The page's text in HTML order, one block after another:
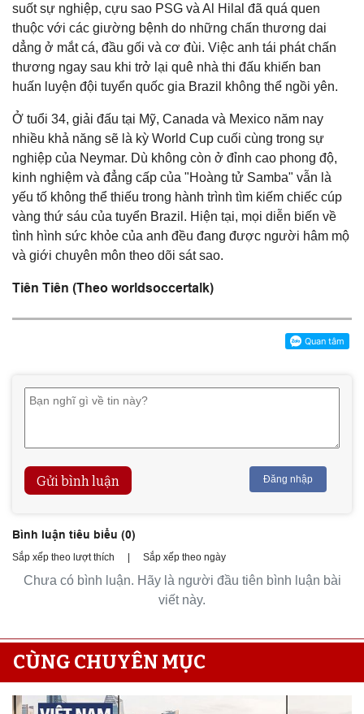
suốt sự nghiệp, cựu sao PSG và Al Hilal đã quá quen
thuộc với các giường bệnh do những chấn thương dai
dẳng ở mắt cá, đầu gối và cơ đùi. Việc anh tái phát chấn
thương ngay sau khi trở lại quê nhà thi đấu khiến ban
huấn luyện đội tuyển quốc gia Brazil không thể ngồi yên.
Ở tuổi 34, giải đấu tại Mỹ, Canada và Mexico năm nay
nhiều khả năng sẽ là kỳ World Cup cuối cùng trong sự
nghiệp của Neymar. Dù không còn ở đỉnh cao phong độ,
kinh nghiệm và đẳng cấp của "Hoàng tử Samba" vẫn là
yếu tố không thể thiếu trong hành trình tìm kiếm chiếc cúp
vàng thứ sáu của tuyển Brazil. Hiện tại, mọi diễn biến về
tình hình sức khỏe của anh đều đang được người hâm mộ
và giới chuyên môn theo dõi sát sao.
Tiên Tiên (Theo worldsoccertalk)
Gửi bình luận Đăng nhập
Bình luận tiêu biểu (0)
Sắp xếp theo lượt thích Sắp xếp theo ngày
Chưa có bình luận. Hãy là người đầu tiên bình luận bài
viết này.
CÙNG CHUYÊN MỤC